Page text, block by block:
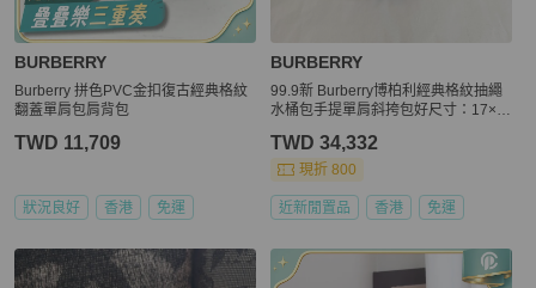
BURBERRY
Burberry 拼色PVC金扣復古經典格紋
翻蓋單肩包肩背包
TWD 11,709
狀況良好 香港 免運
BURBERRY
99.9新 Burberry博柏利經典格紋抽繩
水桶包手提單肩斜挎包好尺寸：17×1
TWD 34,332
現折 800
近新閒置品 香港 免運